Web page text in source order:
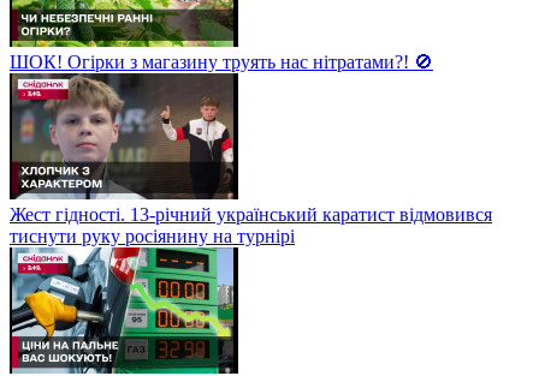
ШОК! Огірки з магазину труять нас нітратами?! 🚫
Жест гідності. 13-річний український каратист відмовився
тиснути руку росіянину на турнірі